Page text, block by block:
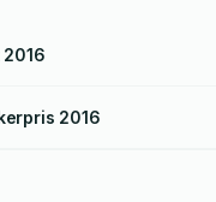
2016
2016